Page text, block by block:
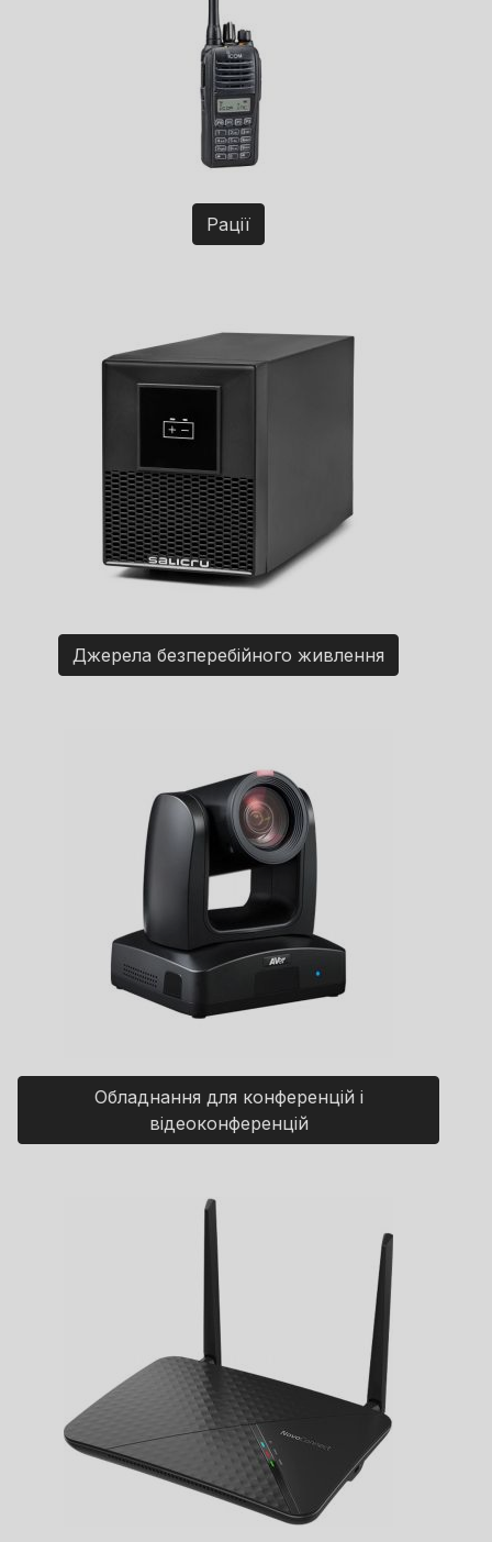
Рації
Джерела безперебійного живлення
Обладнання для конференцій і
відеоконференцій